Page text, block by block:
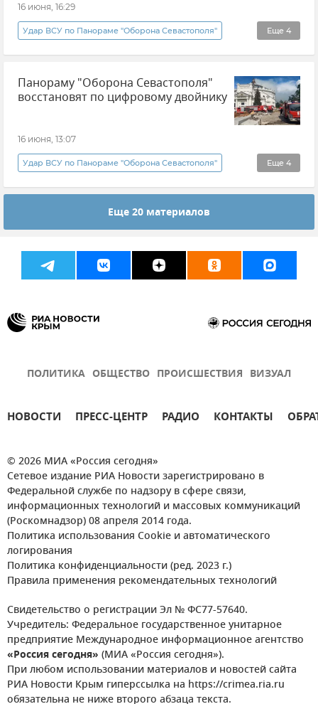
Крым в Великой Отечественной войне
16 июня, 16:29
Еще 4
Удар ВСУ по Панораме "Оборона Севастополя"
Срочные новости Крыма Новости Крыма
Новости Севастополя Происшествия
Панораму "Оборона Севастополя"
восстановят по цифровому двойнику
16 июня, 13:07
Еще 4
Удар ВСУ по Панораме "Оборона Севастополя"
Новости Севастополя Севастополь
Крым
Еще 20 материалов
ПОЛИТИКА ОБЩЕСТВО ПРОИСШЕСТВИЯ ВИЗУАЛ
НОВОСТИ ПРЕСС-ЦЕНТР РАДИО КОНТАКТЫ
© 2026 МИА «Россия сегодня»
Сетевое издание РИА Новости зарегистрировано в
Федеральной службе по надзору в сфере связи,
информационных технологий и массовых коммуникаций
(Роскомнадзор) 08 апреля 2014 года.
Политика использования Cookie и автоматического
логирования
Политика конфиденциальности (ред. 2023 г.)
Правила применения рекомендательных технологий
Свидетельство о регистрации Эл № ФС77-57640.
Учредитель: Федеральное государственное унитарное
предприятие Международное информационное агентство
«Россия сегодня» (МИА «Россия сегодня»).
При любом использовании материалов и новостей сайта
РИА Новости Крым гиперссылка на https://crimea.ria.ru
обязательна не ниже второго абзаца текста.